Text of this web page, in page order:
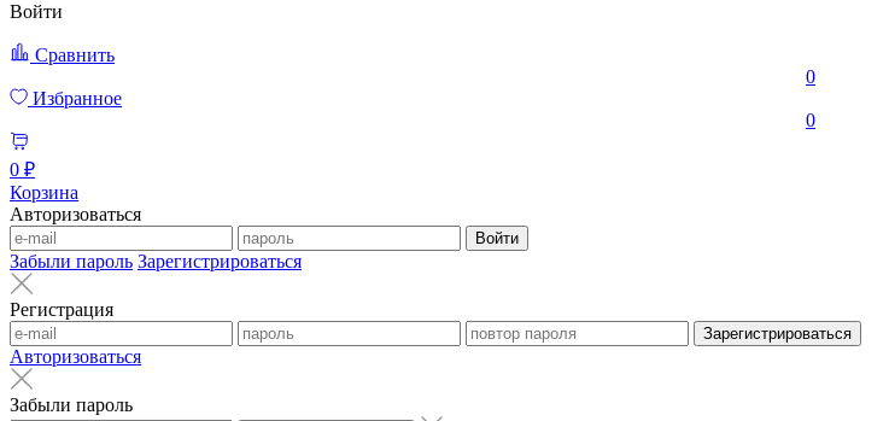
Войти
Сравнить
0
Избранное
0
0 ₽
Корзина
Авторизоваться
Войти
Забыли пароль Зарегистрироваться
Регистрация
Зарегистрироваться
Авторизоваться
Забыли пароль